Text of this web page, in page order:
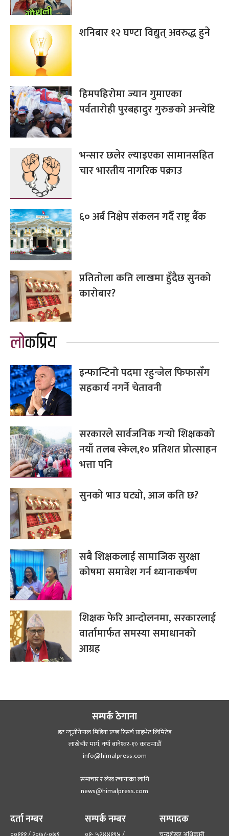
शनिबार १२ घण्टा विद्युत् अवरुद्ध हुने
हिमपहिरोमा ज्यान गुमाएका
पर्वतारोही पुरबहादुर गुरुङको अन्त्येष्टि
भन्सार छलेर ल्याइएका सामानसहित
चार भारतीय नागरिक पक्राउ
६० अर्ब निक्षेप संकलन गर्दै राष्ट्र बैंक
प्रतितोला कति लाखमा हुँदैछ सुनको
कारोबार?
लोकप्रिय
इन्फान्टिनो पदमा रहुन्जेल फिफासँग
सहकार्य नगर्ने चेतावनी
सरकारले सार्वजनिक गर्‍यो शिक्षकको
नयाँ तलब स्केल,१० प्रतिशत प्रोत्साहन
भत्ता पनि
सुनको भाउ घट्यो, आज कति छ?
सबै शिक्षकलाई सामाजिक सुरक्षा
कोषमा समावेश गर्न ध्यानाकर्षण
शिक्षक फेरि आन्दोलनमा, सरकारलाई
वार्तामार्फत समस्या समाधानको
आग्रह
सम्पर्क ठेगाना
डट न्यूजीनेपाल मिडिया एण्ड रिसर्च प्राइभेट लिमिटेड
लाखेचौर मार्ग, नयाँ बानेश्‍वर-१० काठमाडौँ
info@himalpress.com
समाचार र लेख रचानाका लागि
news@himalpress.com
दर्ता नम्बर सम्पर्क नम्बर सम्पादक